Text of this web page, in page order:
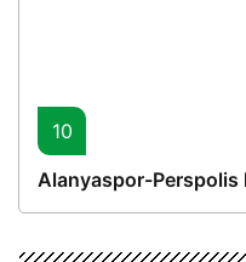
10
Alanyaspor-Perspolis